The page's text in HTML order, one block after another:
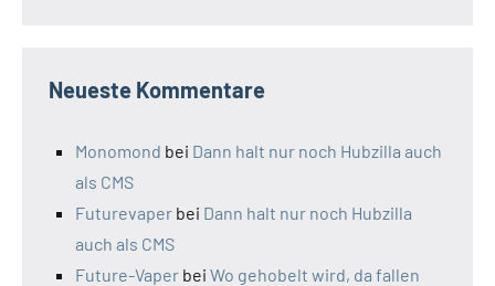
Neueste Kommentare
Monomond bei Dann halt nur noch Hubzilla auch
als CMS
Futurevaper bei Dann halt nur noch Hubzilla
auch als CMS
Future-Vaper bei Wo gehobelt wird, da fallen